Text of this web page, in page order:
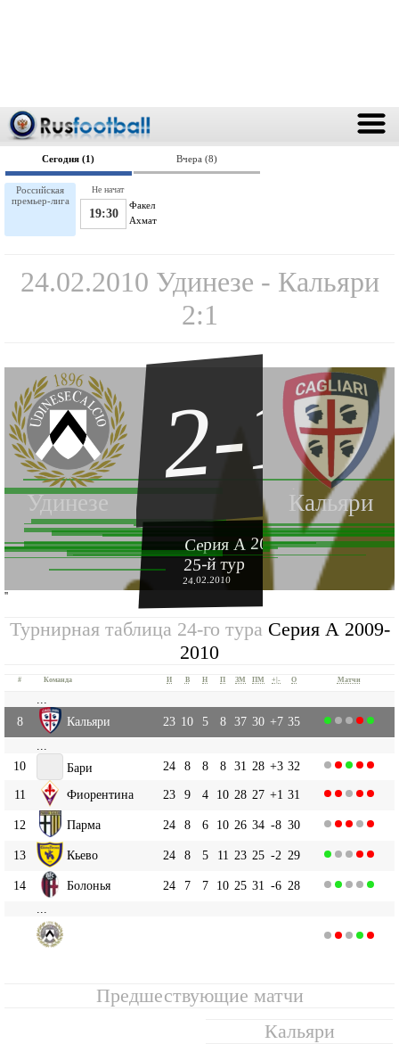
Сегодня (1) Вчера (8)
Российская
премьер-лига
Факел
19:30 Ахмат
Не начат
24.02.2010 Удинезе - Кальяри
2:1
Удинезе Кальяри
2-1
Серия А 2009-2010
25-й тур
24.02.2010
''
Турнирная таблица 24-го тура Серия А 2009-
2010
# Команда И В Н П ЗМ ПМ +|- О Матчи
8
Кальяри 23 10 5 8 37 30 +7 35
10
Бари 24 8 8 8 31 28 +3 32
11
Фиорентина 23 9 4 10 28 27 +1 31
12 Парма 24 8 6 10 26 34 -8 30
13 Кьево 24 8 5 11 23 25 -2 29
14 Болонья 24 7 7 10 25 31 -6 28
Предшествующие матчи
Кальяри